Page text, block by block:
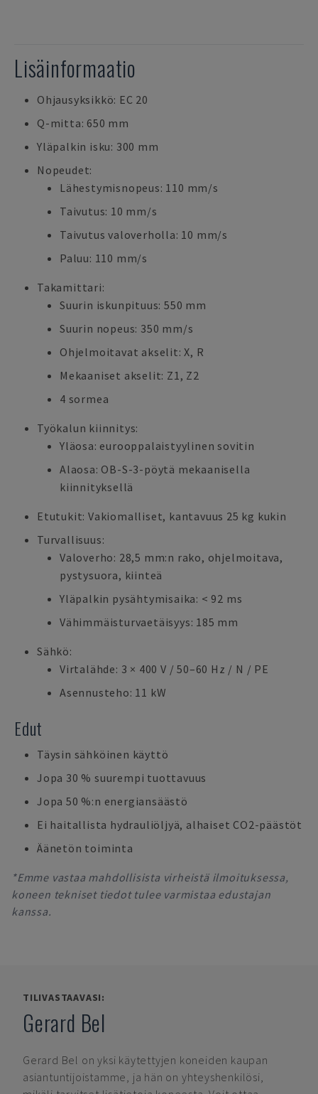
Lisäinformaatio
Ohjausyksikkö: EC 20
Q-mitta: 650 mm
Yläpalkin isku: 300 mm
Nopeudet:
Lähestymisnopeus: 110 mm/s
Taivutus: 10 mm/s
Taivutus valoverholla: 10 mm/s
Paluu: 110 mm/s
Takamittari:
Suurin iskunpituus: 550 mm
Suurin nopeus: 350 mm/s
Ohjelmoitavat akselit: X, R
Mekaaniset akselit: Z1, Z2
4 sormea
Työkalun kiinnitys:
Yläosa: eurooppalaistyylinen sovitin
Alaosa: OB-S-3-pöytä mekaanisella
kiinnityksellä
Etutukit: Vakiomalliset, kantavuus 25 kg kukin
Turvallisuus:
Valoverho: 28,5 mm:n rako, ohjelmoitava,
pystysuora, kiinteä
Yläpalkin pysähtymisaika: < 92 ms
Vähimmäisturvaetäisyys: 185 mm
Sähkö:
Virtalähde: 3 × 400 V / 50–60 Hz / N / PE
Asennusteho: 11 kW
Edut
Täysin sähköinen käyttö
Jopa 30 % suurempi tuottavuus
Jopa 50 %:n energiansäästö
Ei haitallista hydrauliöljyä, alhaiset CO2-päästöt
Äänetön toiminta
*Emme vastaa mahdollisista virheistä ilmoituksessa,
koneen tekniset tiedot tulee varmistaa edustajan
kanssa.
TILIVASTAAVASI:
Gerard Bel
Gerard Bel on yksi käytettyjen koneiden kaupan
asiantuntijoistamme, ja hän on yhteyshenkilösi,